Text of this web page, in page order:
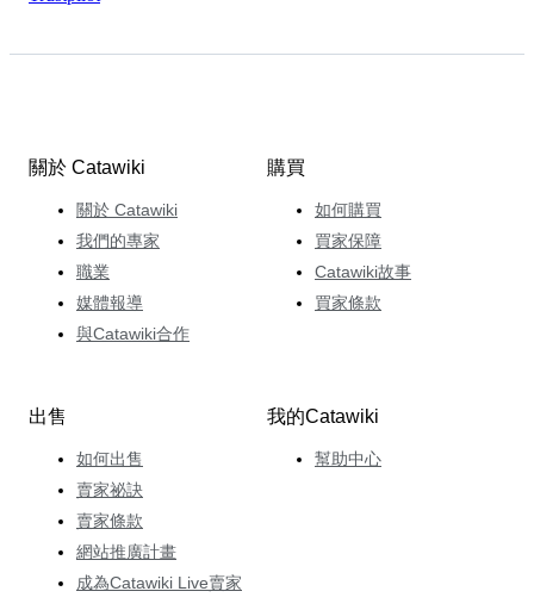
關於 Catawiki
關於 Catawiki
我們的專家
職業
媒體報導
與Catawiki合作
購買
如何購買
買家保障
Catawiki故事
買家條款
出售
如何出售
賣家祕訣
賣家條款
網站推廣計畫
成為Catawiki Live賣家
我的Catawiki
幫助中心